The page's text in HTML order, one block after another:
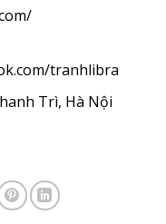
tranhlibra
Trì, Hà Nội